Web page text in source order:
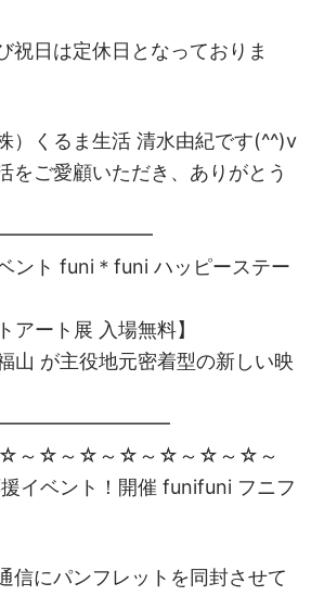
祝日は定休日となっておりま
）くるま生活 清水由紀です(^^)v
をご愛顧いただき、ありがとう
ント funi＊funi ハッピーステー
ート展 入場無料】
山 が主役地元密着型の新しい映
～☆～☆～☆～☆～☆～☆～
イベント！開催 funifuni フニフ
信にパンフレットを同封させて